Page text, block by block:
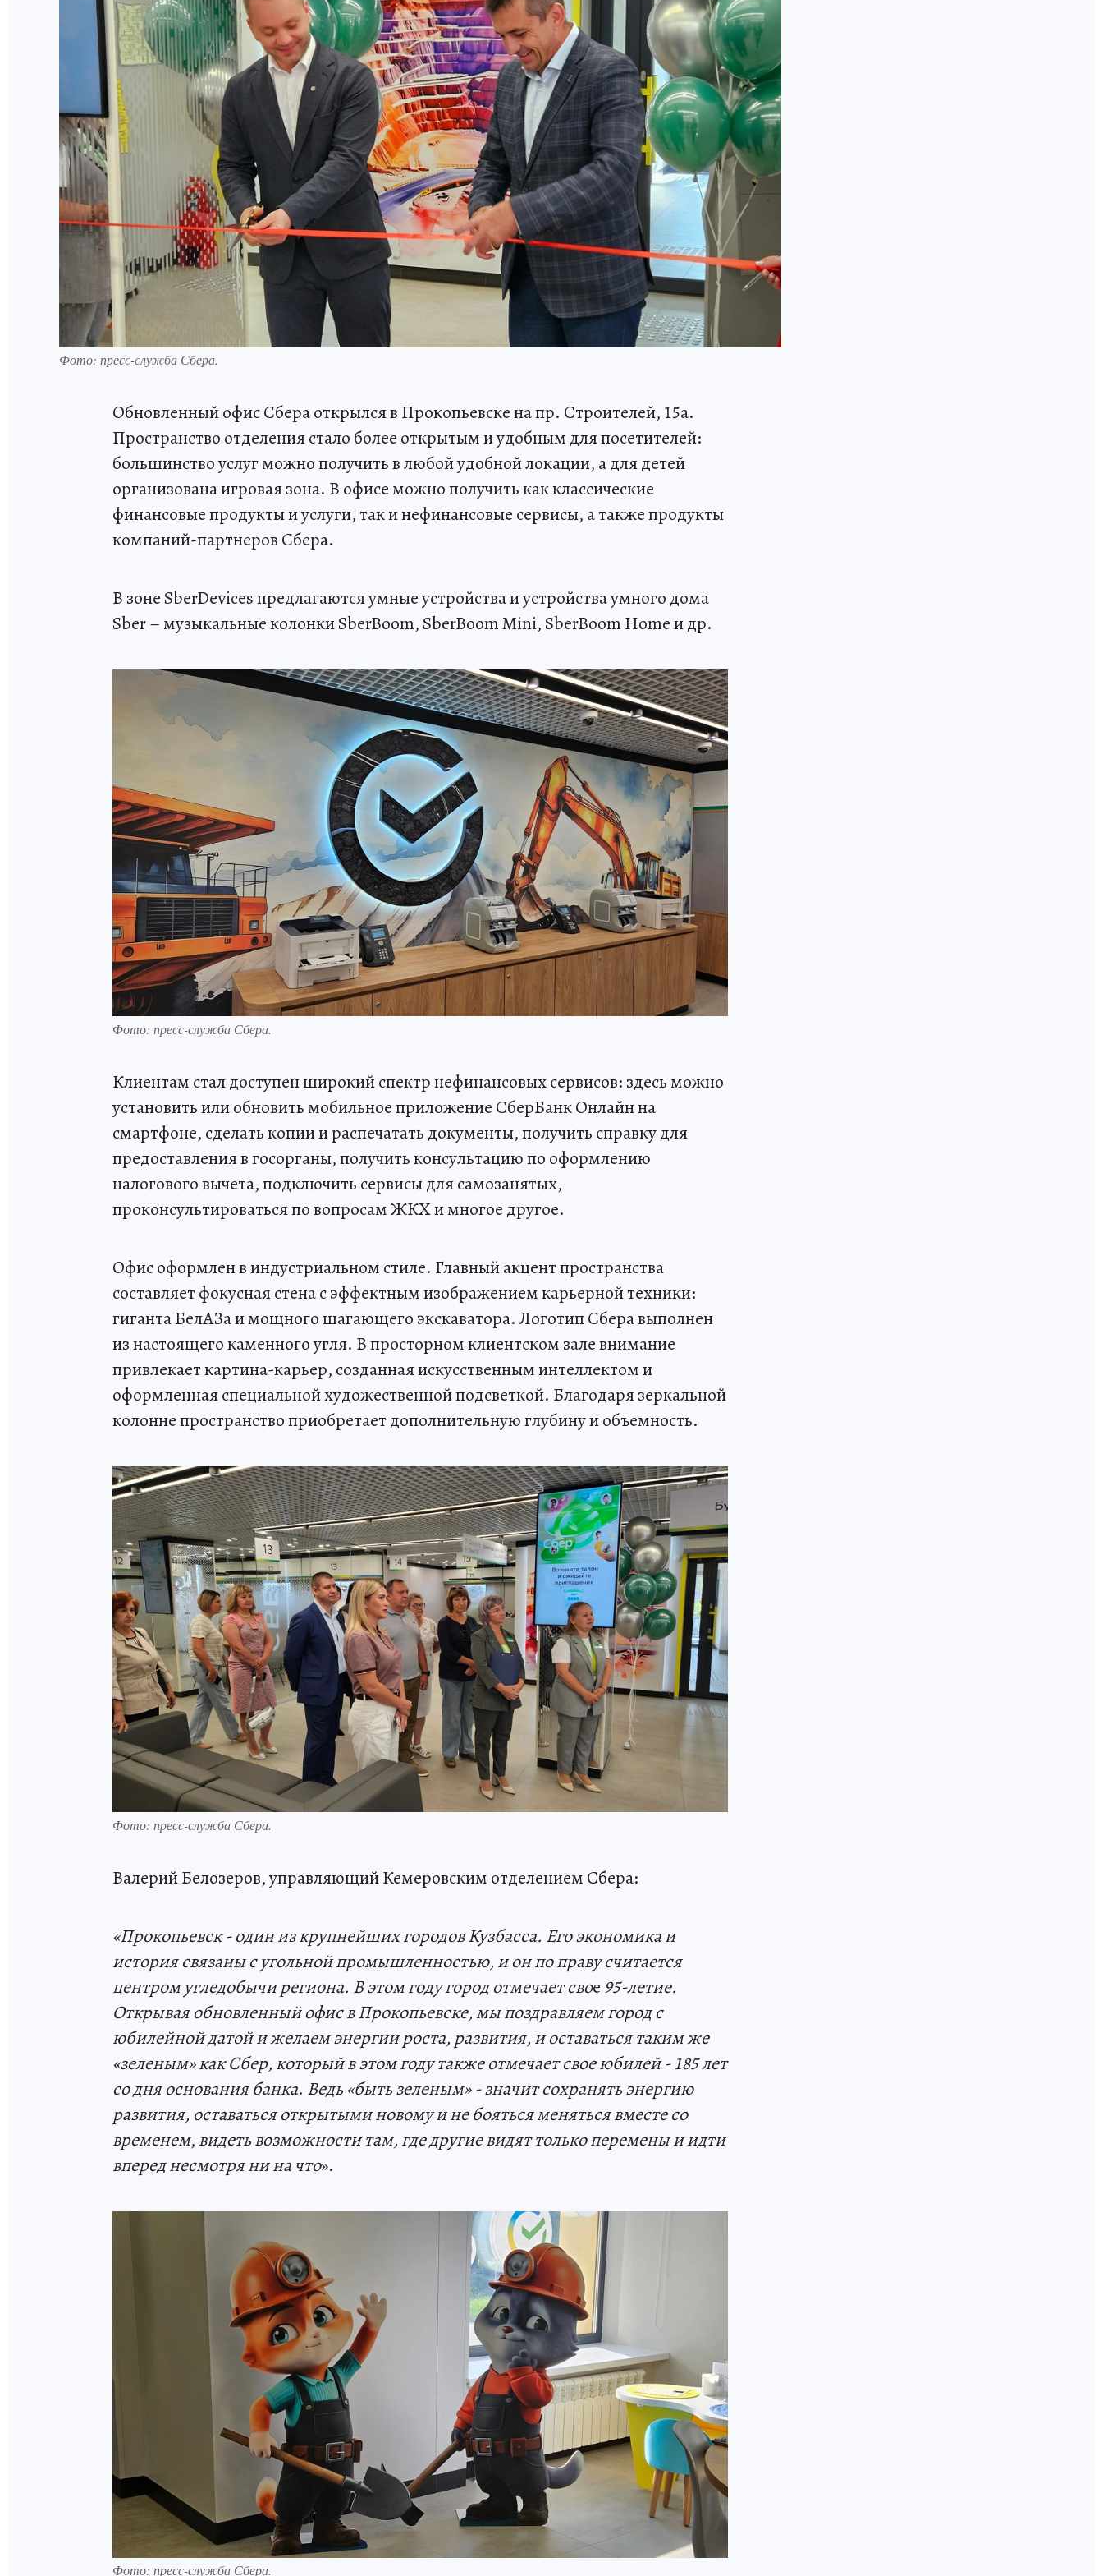
Фото: пресс-служба Сбера.
Обновленный офис Сбера открылся в Прокопьевске на пр. Строителей, 15а.
Пространство отделения стало более открытым и удобным для посетителей:
большинство услуг можно получить в любой удобной локации, а для детей
организована игровая зона. В офисе можно получить как классические
финансовые продукты и услуги, так и нефинансовые сервисы, а также продукты
компаний-партнеров Сбера.
В зоне SberDevices предлагаются умные устройства и устройства умного дома
Sber – музыкальные колонки SberBoom, SberBoom Mini, SberBoom Home и др.
Фото: пресс-служба Сбера.
Клиентам стал доступен широкий спектр нефинансовых сервисов: здесь можно
установить или обновить мобильное приложение СберБанк Онлайн на
смартфоне, сделать копии и распечатать документы, получить справку для
предоставления в госорганы, получить консультацию по оформлению
налогового вычета, подключить сервисы для самозанятых,
проконсультироваться по вопросам ЖКХ и многое другое.
Офис оформлен в индустриальном стиле. Главный акцент пространства
составляет фокусная стена с эффектным изображением карьерной техники:
гиганта БелАЗа и мощного шагающего экскаватора. Логотип Сбера выполнен
из настоящего каменного угля. В просторном клиентском зале внимание
привлекает картина-карьер, созданная искусственным интеллектом и
оформленная специальной художественной подсветкой. Благодаря зеркальной
колонне пространство приобретает дополнительную глубину и объемность.
Фото: пресс-служба Сбера.
Валерий Белозеров, управляющий Кемеровским отделением Сбера:
«Прокопьевск -один из крупнейших городовКузбасса. Его экономика и
история связаны с угольной промышленностью, и он по праву считается
центром угледобычи региона. В этом году город отмечает свое 95-летие.
Открывая обновленный офис в Прокопьевске, мы поздравляем город с
юбилейной датой и желаем энергии роста, развития, иоставаться таким же
«зеленым»как Сбер, который в этом году также отмечает свое юбилей - 185лет
со дня основания банка. Ведь«быть зеленым» -значит сохранять энергию
развития, оставаться открытыми новому и не бояться меняться вместе со
временем, видеть возможности там, где другие видят только переменыи идти
вперед несмотря ни на что».
Фото: пресс-служба Сбера.